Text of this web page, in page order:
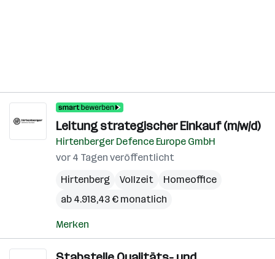
Leitung strategischer Einkauf (m/w/d)
Hirtenberger Defence Europe GmbH
vor 4 Tagen veröffentlicht
Hirtenberg
Vollzeit
Homeoffice
ab 4.918,43 € monatlich
Merken